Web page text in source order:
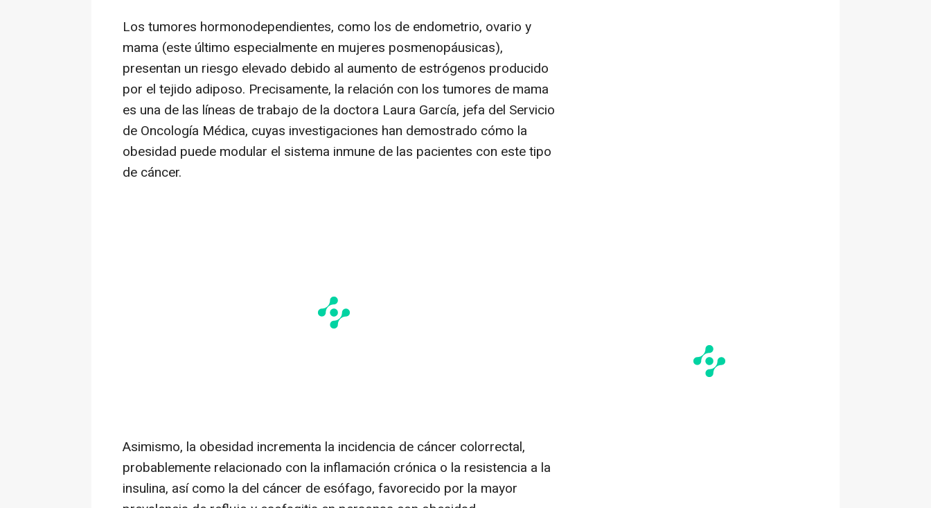
Los tumores hormonodependientes, como los de endometrio, ovario y
mama (este último especialmente en mujeres posmenopáusicas),
presentan un riesgo elevado debido al aumento de estrógenos producido
por el tejido adiposo. Precisamente, la relación con los tumores de mama
es una de las líneas de trabajo de la doctora Laura García, jefa del Servicio
de Oncología Médica, cuyas investigaciones han demostrado cómo la
obesidad puede modular el sistema inmune de las pacientes con este tipo
de cáncer.
Asimismo, la obesidad incrementa la incidencia de cáncer colorrectal,
probablemente relacionado con la inflamación crónica o la resistencia a la
insulina, así como la del cáncer de esófago, favorecido por la mayor